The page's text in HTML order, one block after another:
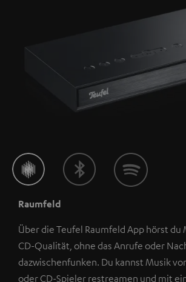
Raumfeld
Über die Teufel Raumfeld App hörst du
CD-Qualität, ohne das Anrufe oder
dazwischenfunken. Du kannst Musik
oder CD-Spieler restreamen und mit